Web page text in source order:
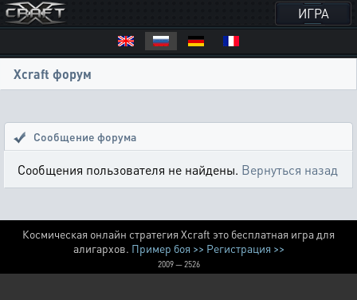
ИГРА
Xcraft форум
Сообщение форума
Сообщения пользователя не найдены. Вернуться назад
Космическая онлайн стратегия Xcraft это бесплатная игра для
алигархов. Пример боя >> Регистрация >>
2009 — 2526